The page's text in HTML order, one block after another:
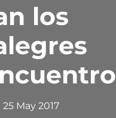
los
25 May 2017